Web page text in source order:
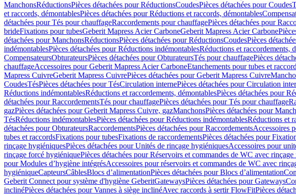
ManchonsRéductionsPièces détachées pour RéductionsCoudesPièces détachées pour Coudes
et raccords, démontablesPièces détachées pour Réductions et raccords, démontables
détachées pour Tés pour chauffageRaccordements pour chauffagePièces détachées pour
brideFixations pour tubesGeberit Mapress Acier CarboneGeberit Mapress Acier Carbone
détachées pour ManchonsRéductionsPièces détachées pour RéductionsCoudesPièces
indémontablesPièces détachées pour Réductions indémontablesRéductions et raccordements,
CompensateursObturateursPièces détachées pour ObturateursTés pour chauffagePièces
chauffageAccessoires pour Geberit Mapress Acier CarboneEtanchements pour tubes et
Mapress CuivreGeberit Mapress CuivrePièces détachées pour Geberit Mapress Cuivre
CoudesTésPièces détachées pour TésCirculation internePièces détachées pour Circulation
Réductions indémontablesRéductions et raccordements, démontablesPièces détachées pour
détachées pour RaccordementsTés pour chauffagePièces détachées pour Tés pour chauffage
gazPièces détachées pour Geberit Mapress Cuivre, gazManchonsPièces détachées pour
TésRéductions indémontablesPièces détachées pour Réductions indémontablesRéductions et
détachées pour ObturateursRaccordementsPièces détachées pour RaccordementsAccessoires
tubes et raccordsFixations pour tubesFixations de raccordementsPièces détachées pour
rinçage hygiéniquesPièces détachées pour Unités de rinçage hygiéniquesAccessoires pour
rinçage forcé hygiéniquePièces détachées pour Réservoirs et commandes de WC avec
pour Modules d’hygiène intégrésAccessoires pour réservoirs et commandes de WC avec
hygiéniqueCapteursCâblesBlocs d’alimentationPièces détachées pour Blocs d’alimentation
Geberit Connect pour système d'hygiène GeberitGatewaysPièces détachées pour Gateways
inclinéPièces détachées pour Vannes à siège inclinéAvec raccords à sertir FlowFitPièces